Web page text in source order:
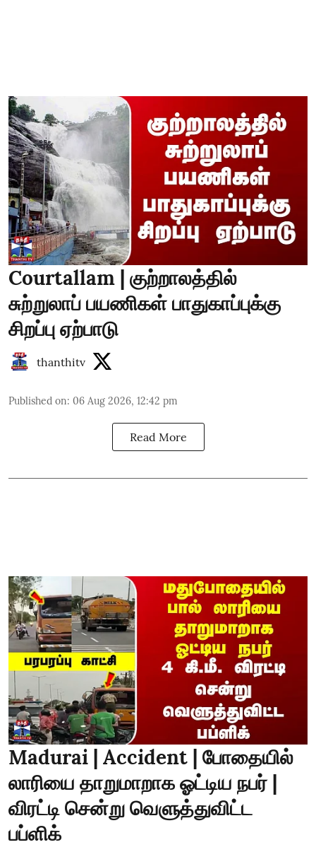
Courtallam | குற்றாலத்தில்
சுற்றுலாப் பயணிகள் பாதுகாப்புக்கு
சிறப்பு ஏற்பாடு
thanthitv
Published on: 06 Aug 2026, 12:42 pm
Read More
Madurai | Accident | போதையில்
லாரியை தாறுமாறாக ஓட்டிய நபர் |
விரட்டி சென்று வெளுத்துவிட்ட
பப்ளிக்